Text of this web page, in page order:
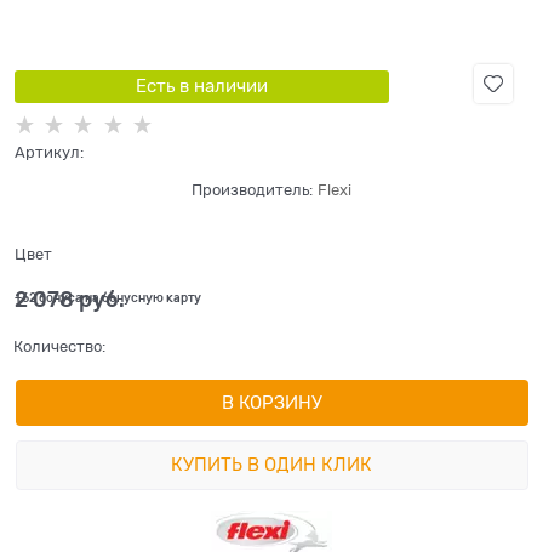
Есть в наличии
Артикул:
Производитель: Flexi
Цвет
2 078 руб.
+62 бонуса на бонусную карту
Количество:
В КОРЗИНУ
КУПИТЬ В ОДИН КЛИК